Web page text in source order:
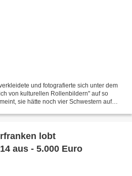
und fotografierte sich unter dem
von kulturellen Rollenbildern" auf so
sie hätte noch vier Schwestern auf
lobt
aus - 5.000 Euro